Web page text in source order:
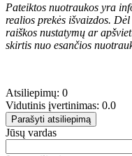
Pateiktos nuotraukos yra
realios prekės išvaizdos.
raiškos nustatymų ar
skirtis nuo esančios
Atsiliepimų: 0
Vidutinis įvertinimas: 0.0
Parašyti atsiliepimą
Jūsų vardas